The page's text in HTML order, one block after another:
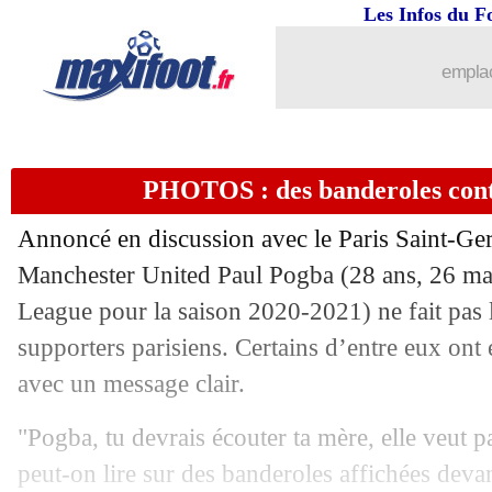
Les Infos du
PHOTOS : des banderoles
Annoncé en discussion avec le Paris Saint-
Manchester United Paul Pogba (28 ans, 26
League pour la saison 2020-2021) ne fait pas
supporters parisiens. Certains d’entre eux
avec un message clair.
"Pogba, tu devrais écouter ta mère, elle veut
peut-on lire sur des banderoles affichées
Lyon: une nouvelle piste pour
24/07 PSG
24/07 Nice: Boudaoui évoque la méthode
24/07 Amical: Lens prend le dessus sur
24/07 Chelsea: Milan pousse pour Ziyech
24/07 PSG: le salaire de Donnarumma
24/07 Lille : Ikoné intéresse la Fiorentina